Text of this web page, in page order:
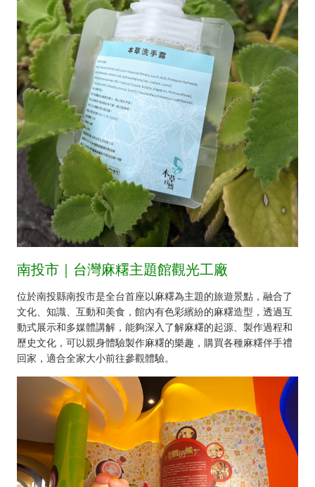
南投市｜台灣麻糬主題館觀光工廠
位於南投縣南投市是全台首座以麻糬為主題的旅遊景點，融合了
文化、知識、互動和美食，館內有色彩繽紛的麻糬造型，透過互
動式展示和多媒體講解，能夠深入了解麻糬的起源、製作過程和
歷史文化，可以親身體驗製作麻糬的樂趣，購買各種麻糬伴手禮
回家，適合全家大小前往參觀體驗。